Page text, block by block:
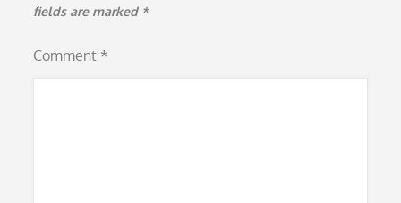
fields are marked *
Comment *